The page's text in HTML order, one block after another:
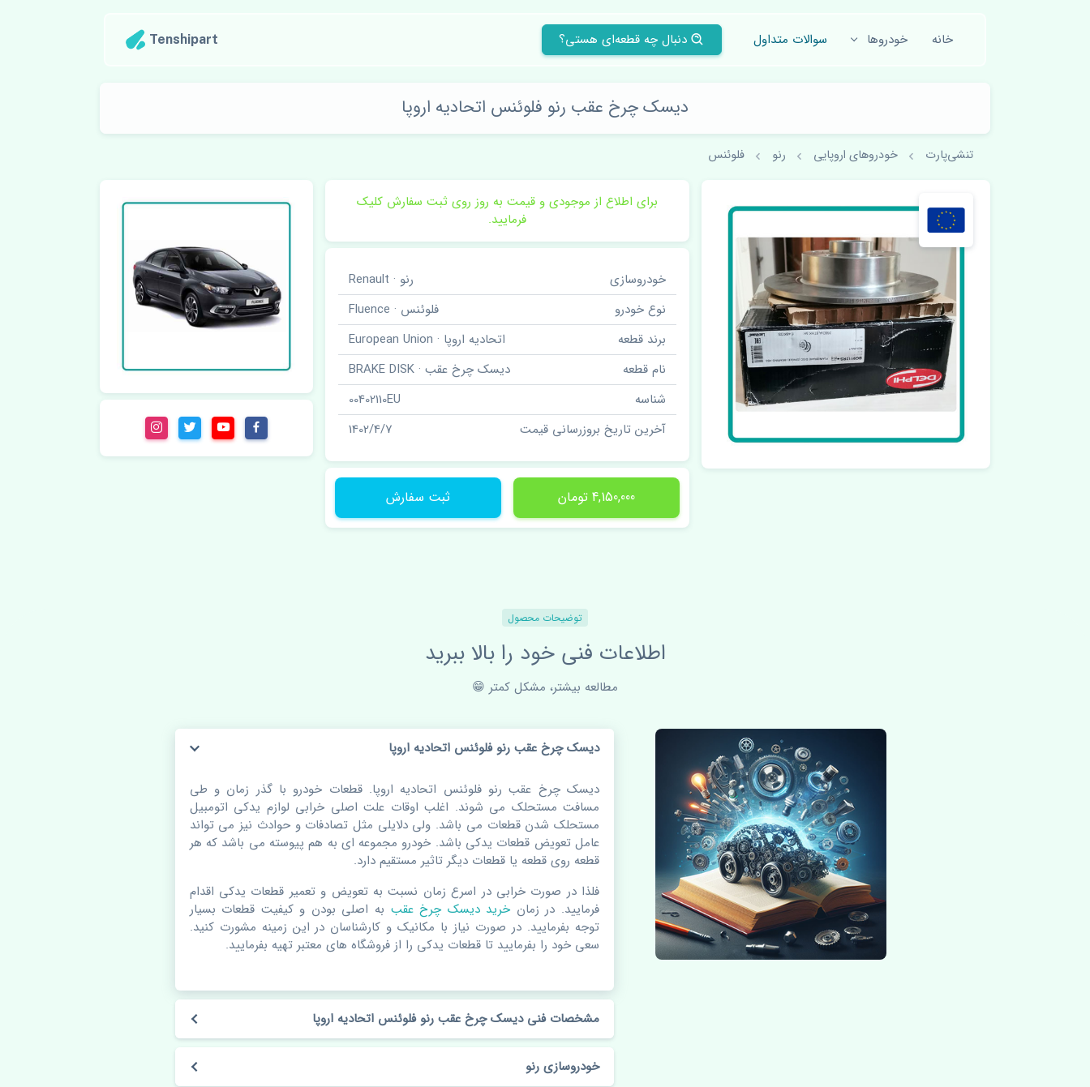
خانه خودروها سوالات متداول دنبال چه قطعه‌ای هستی؟ Tenshipart
دیسک چرخ عقب رنو فلوئنس اتحادیه اروپا
تنشی‌پارت خودروهای اروپایی رنو فلوئنس
برای اطلاع از موجودی و قیمت به روز روی ثبت سفارش کلیک
فرمایید.
خودروسازی
رنو · Renault
نوع خودرو
فلوئنس · Fluence
برند قطعه
اتحادیه اروپا · European Union
نام قطعه
دیسک چرخ عقب · BRAKE DISK
شناسه
00402110EU
آخرین تاریخ بروزرسانی قیمت
1402/4/7
4,150,000 تومان ثبت سفارش
توضیحات محصول
اطلاعات فنی خود را بالا ببرید
مطالعه بیشتر، مشکل کمتر 😁
دیسک چرخ عقب رنو فلوئنس اتحادیه اروپا
دیسک چرخ عقب رنو فلوئنس اتحادیه اروپا. قطعات خودرو با گذر زمان و طی
مسافت مستحلک می شوند. اغلب اوقات علت اصلی خرابی لوازم یدکی اتومبیل
مستحلک شدن قطعات می باشد. ولی دلایلی مثل تصادفات و حوادث نیز می تواند
عامل تعویض قطعات یدکی باشد. خودرو مجموعه ای به هم پیوسته می باشد که هر
قطعه روی قطعه یا قطعات دیگر تاثیر مستقیم دارد.
فلذا در صورت خرابی در اسرع زمان نسبت به تعویض و تعمیر قطعات یدکی اقدام
فرمایید. در زمان خرید دیسک چرخ عقب به اصلی بودن و کیفیت قطعات بسیار
توجه بفرمایید. در صورت نیاز با مکانیک و کارشناسان در این زمینه مشورت کنید.
سعی خود را بفرمایید تا قطعات یدکی را از فروشگاه های معتبر تهیه بفرمایید.
مشخصات فنی دیسک چرخ عقب رنو فلوئنس اتحادیه اروپا
خودروسازی رنو